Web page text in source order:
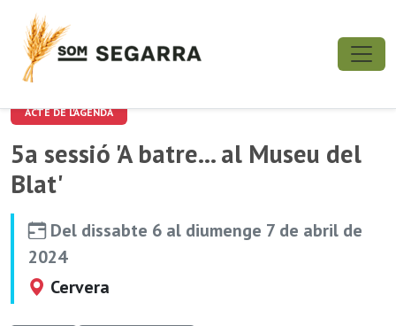
ACTE DE L'AGENDA
5a sessió 'A batre... al Museu del
Blat'
Del dissabte 6 al diumenge 7 de abril de
2024
Cervera